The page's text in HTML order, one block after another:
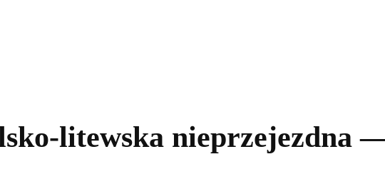
litewska nieprzejezdna